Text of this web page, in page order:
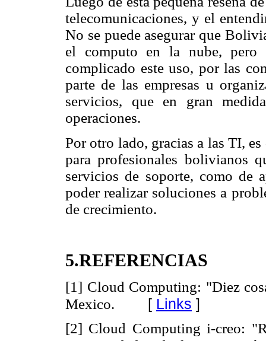
telecomunicaciones, y el
No se puede asegurar que
el computo en la nube, pero
complicado este uso, por las
parte de las empresas u
servicios, que en gran
operaciones.
Por otro lado, gracias a las TI,
para profesionales bolivianos
servicios de soporte, como de
poder realizar soluciones a
de crecimiento.
5.REFERENCIAS
[1] Cloud Computing: "Diez
Mexico. [ Links ]
[2] Cloud Computing i-creo: